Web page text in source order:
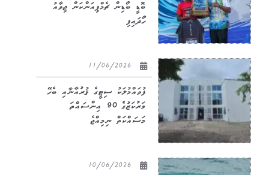
ބޮޑީ ބޯޑިން ޗެމްޕިއަންކަން ޖިވާއު
ހޯދައިފި
ފުވައްމުލަކު ސިޓީގެ ޤުރުއާނާއި ބެހޭ
މަރުކަޒުގެ 90 އިންސައްތަ
މަސައްކަތް ނިމިއްޖެ